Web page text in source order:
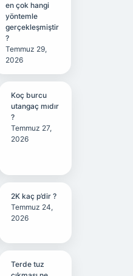
en çok hangi
yöntemle
gerçekleşmiştir
?
Temmuz 29,
2026
Koç burcu
utangaç mıdır
?
Temmuz 27,
2026
2K kaç p’dir ?
Temmuz 24,
2026
Terde tuz